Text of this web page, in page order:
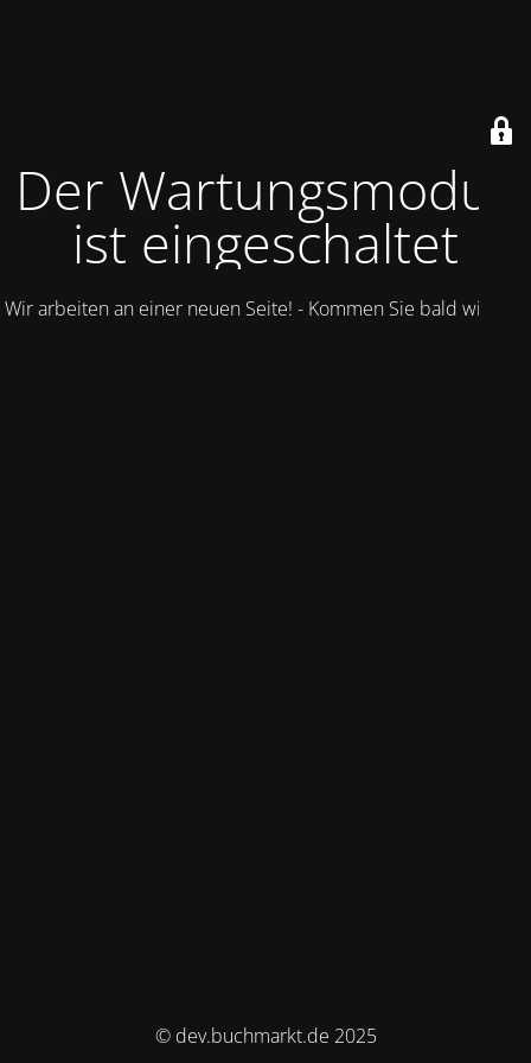
Der Wartungsmodus
ist eingeschaltet
Wir arbeiten an einer neuen Seite! - Kommen Sie bald wieder.
© dev.buchmarkt.de 2025